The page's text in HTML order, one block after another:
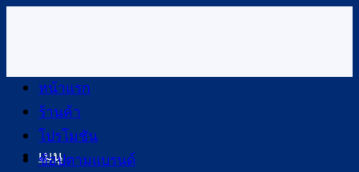
เนื้อหา
เมนู
หน้าแรก
ร้านค้า
โปรโมชัน
ช้อปตามแบรนด์